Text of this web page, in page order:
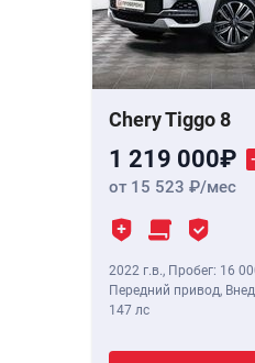
Chery Tiggo 8
1 219 000
от 15 523 /мес
2022 г.в., Пробег: 16
Передний привод,
147 лс